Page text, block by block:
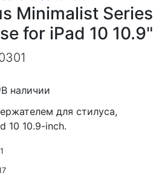
Minimalist Series
for iPad 10 10.9"
В наличии
для стилуса,
10 10.9-inch.